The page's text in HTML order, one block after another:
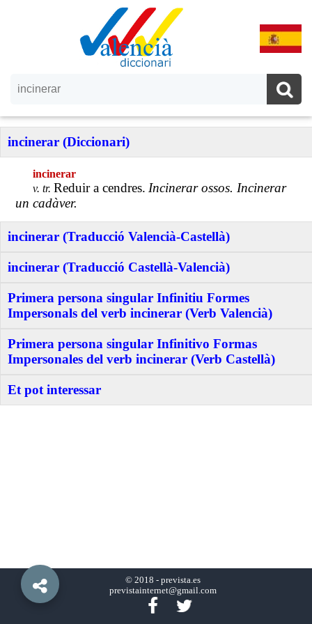
incinerar (Diccionari)
incinerar
v. tr. Reduir a cendres. Incinerar ossos. Incinerar
un cadàver.
incinerar (Traducció Valencià-Castellà)
incinerar (Traducció Castellà-Valencià)
Primera persona singular Infinitiu Formes
Impersonals del verb incinerar (Verb Valencià)
Primera persona singular Infinitivo Formas
Impersonales del verb incinerar (Verb Castellà)
Et pot interessar
© 2018 - prevista.es
previstainternet@gmail.com